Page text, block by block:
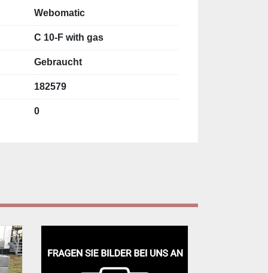
Webomatic
C 10-F with gas
Gebraucht
182579
0